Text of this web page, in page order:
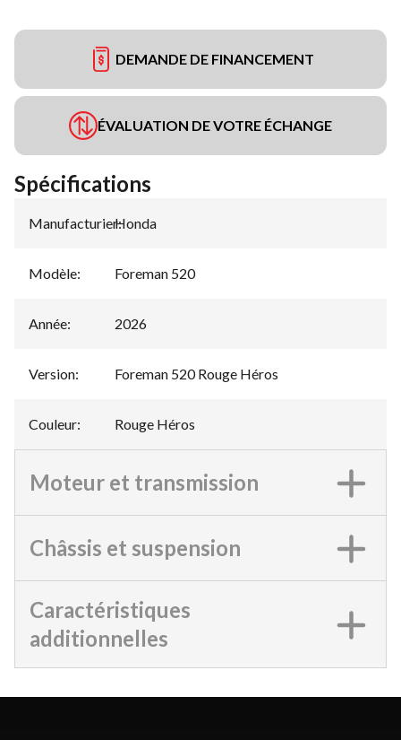
DEMANDE DE FINANCEMENT
ÉVALUATION DE VOTRE ÉCHANGE
Spécifications
Manufacturier:
Honda
Modèle: Foreman 520
Année: 2026
Version: Foreman 520 Rouge Héros
Couleur: Rouge Héros
Moteur et transmission
Châssis et suspension
Caractéristiques
additionnelles